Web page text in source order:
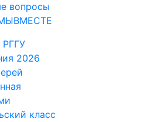
вопросы
2026
класс